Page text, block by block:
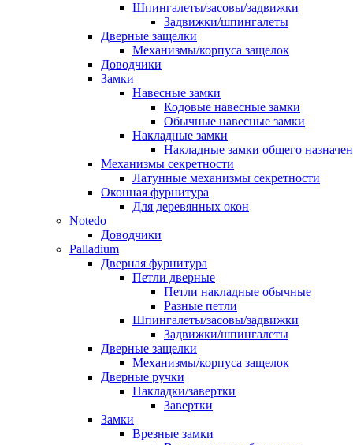
Шпингалеты/засовы/задвижки
Задвижки/шпингалеты
Дверные защелки
Механизмы/корпуса защелок
Доводчики
Замки
Навесные замки
Кодовые навесные замки
Обычные навесные замки
Накладные замки
Накладные замки общего
Механизмы секретности
Латунные механизмы секретности
Оконная фурнитура
Для деревянных окон
Notedo
Доводчики
Palladium
Дверная фурнитура
Петли дверные
Петли накладные обычные
Разные петли
Шпингалеты/засовы/задвижки
Задвижки/шпингалеты
Дверные защелки
Механизмы/корпуса защелок
Дверные ручки
Накладки/завертки
Завертки
Замки
Врезные замки